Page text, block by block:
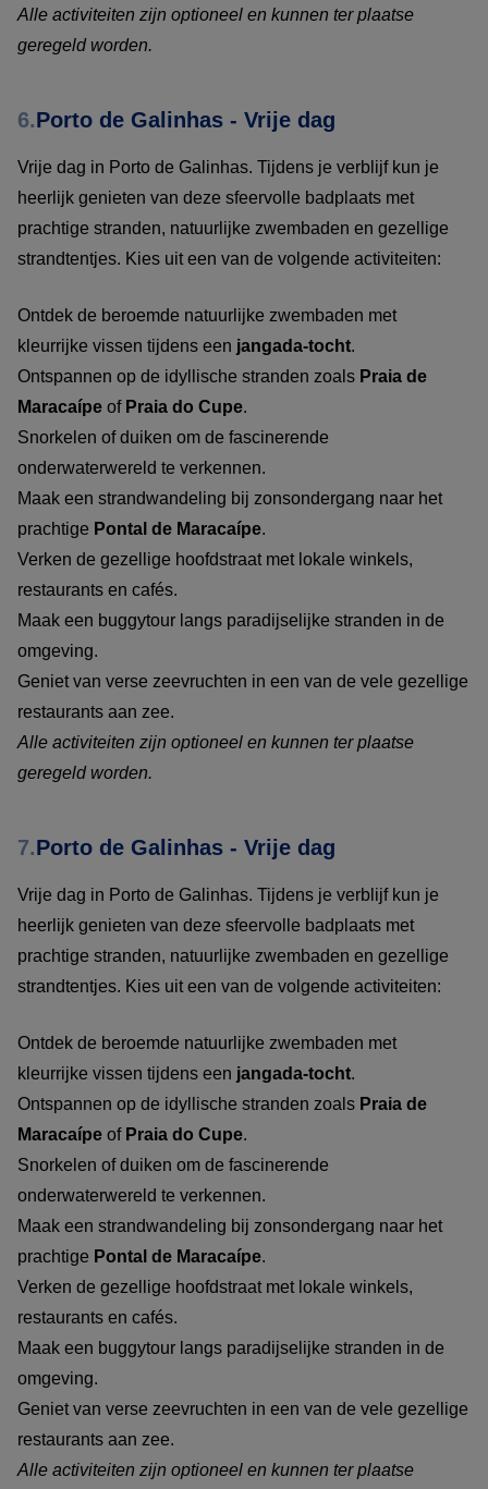
Alle activiteiten zijn optioneel en kunnen ter plaatse
geregeld worden.
6.Porto de Galinhas - Vrije dag
Vrije dag in Porto de Galinhas. Tijdens je verblijf kun je
heerlijk genieten van deze sfeervolle badplaats met
prachtige stranden, natuurlijke zwembaden en gezellige
strandtentjes. Kies uit een van de volgende activiteiten:
Ontdek de beroemde natuurlijke zwembaden met
kleurrijke vissen tijdens een jangada-tocht.
Ontspannen op de idyllische stranden zoals Praia de
Maracaípe of Praia do Cupe.
Snorkelen of duiken om de fascinerende
onderwaterwereld te verkennen.
Maak een strandwandeling bij zonsondergang naar het
prachtige Pontal de Maracaípe.
Verken de gezellige hoofdstraat met lokale winkels,
restaurants en cafés.
Maak een buggytour langs paradijselijke stranden in de
omgeving.
Geniet van verse zeevruchten in een van de vele gezellige
restaurants aan zee.
Alle activiteiten zijn optioneel en kunnen ter plaatse
geregeld worden.
7.Porto de Galinhas - Vrije dag
Vrije dag in Porto de Galinhas. Tijdens je verblijf kun je
heerlijk genieten van deze sfeervolle badplaats met
prachtige stranden, natuurlijke zwembaden en gezellige
strandtentjes. Kies uit een van de volgende activiteiten:
Ontdek de beroemde natuurlijke zwembaden met
kleurrijke vissen tijdens een jangada-tocht.
Ontspannen op de idyllische stranden zoals Praia de
Maracaípe of Praia do Cupe.
Snorkelen of duiken om de fascinerende
onderwaterwereld te verkennen.
Maak een strandwandeling bij zonsondergang naar het
prachtige Pontal de Maracaípe.
Verken de gezellige hoofdstraat met lokale winkels,
restaurants en cafés.
Maak een buggytour langs paradijselijke stranden in de
omgeving.
Geniet van verse zeevruchten in een van de vele gezellige
restaurants aan zee.
Alle activiteiten zijn optioneel en kunnen ter plaatse